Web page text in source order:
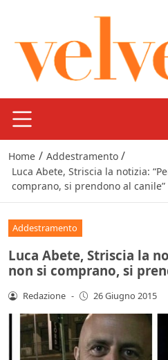
Home / Addestramento /
Luca Abete, Striscia la notizia:
comprano, si prendono al canile”
Addestramento
Luca Abete, Striscia la
non si comprano, si
Redazione - 26 Giugno 2015